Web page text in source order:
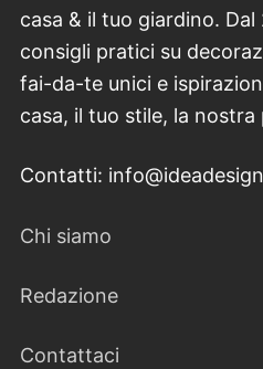
casa & il tuo giardino.
consigli pratici su
fai-da-te unici e
casa, il tuo stile, la nostra
Contatti:
Chi siamo
Redazione
Contattaci